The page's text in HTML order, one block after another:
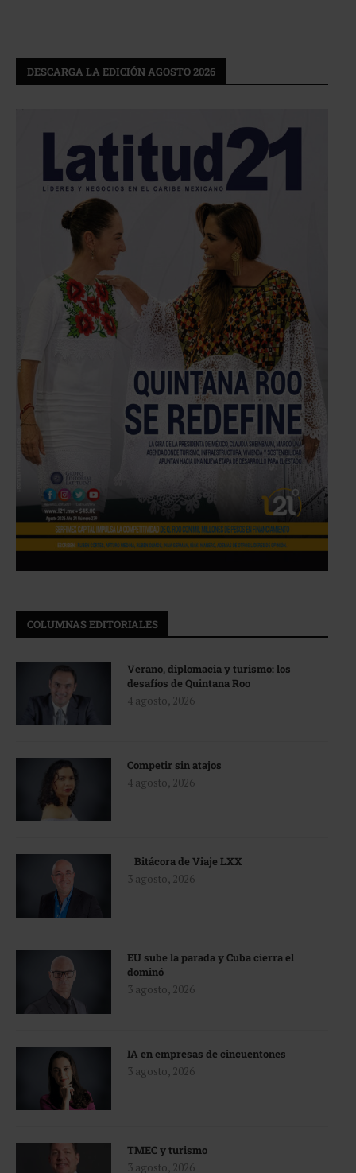
DESCARGA LA EDICIÓN AGOSTO 2026
COLUMNAS EDITORIALES
Verano, diplomacia y turismo: los
desafíos de Quintana Roo
4 agosto, 2026
Competir sin atajos
4 agosto, 2026
Bitácora de Viaje LXX
3 agosto, 2026
EU sube la parada y Cuba cierra el
dominó
3 agosto, 2026
IA en empresas de cincuentones
3 agosto, 2026
TMEC y turismo
3 agosto, 2026